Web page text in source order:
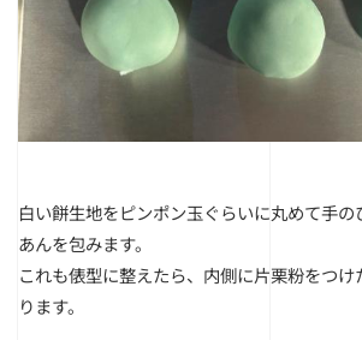
白い餅生地をピンポン玉ぐらいに丸めて手の
あんを包みます。
これも俵型に整えたら、内側に片栗粉をつ
ります。